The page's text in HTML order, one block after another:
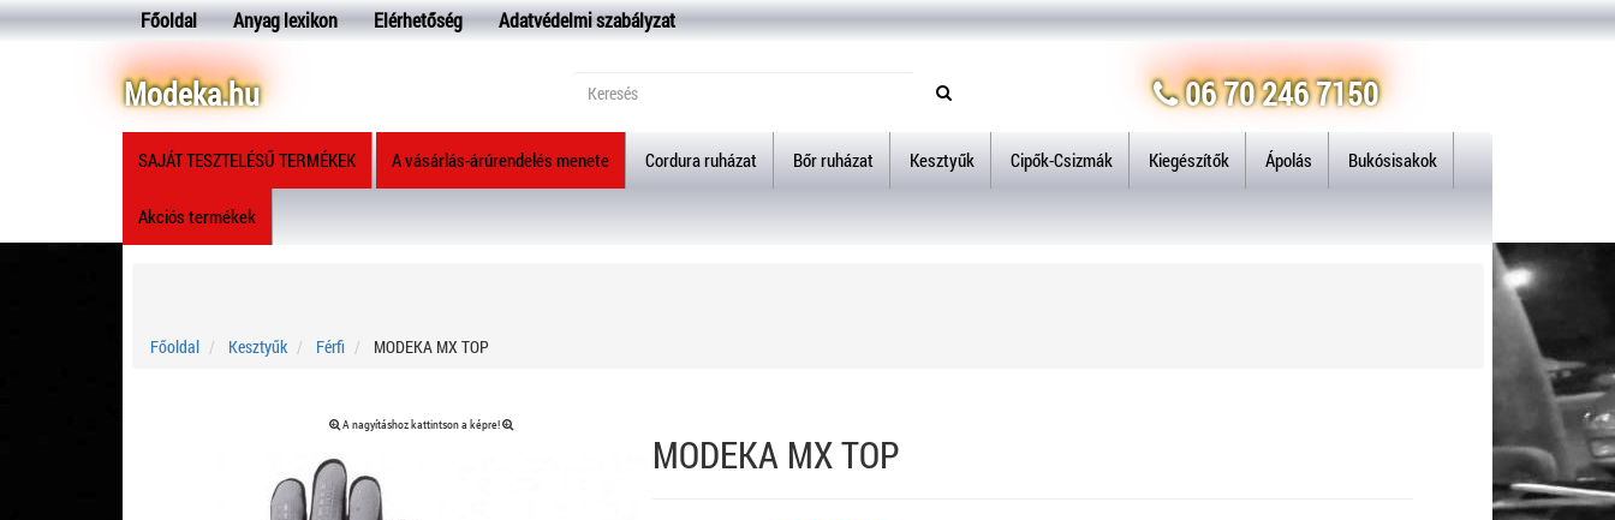
Főoldal Anyag lexikon Elérhetőség Adatvédelmi szabályzat
Modeka.hu 06 70 246 7150
SAJÁT TESZTELÉSŰ TERMÉKEK A vásárlás-árúrendelés menete Cordura ruházat Bőr ruházat Kesztyűk Cipők-Csizmák Kiegészítők Ápolás Bukósisakok
Akciós termékek
Főoldal Kesztyűk Férfi MODEKA MX TOP
A nagyításhoz kattintson a képre!
MODEKA MX TOP